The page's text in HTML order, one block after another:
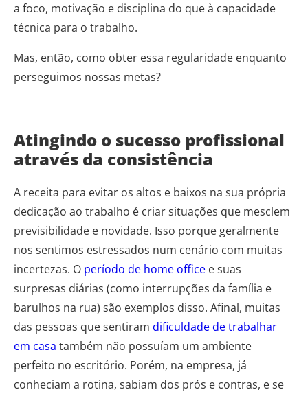
a foco, motivação e disciplina do que à capacidade
técnica para o trabalho.
Mas, então, como obter essa regularidade enquanto
perseguimos nossas metas?
Atingindo o sucesso profissional
através da consistência
A receita para evitar os altos e baixos na sua própria
dedicação ao trabalho é criar situações que mesclem
previsibilidade e novidade. Isso porque geralmente
nos sentimos estressados num cenário com muitas
incertezas. O período de home office e suas
surpresas diárias (como interrupções da família e
barulhos na rua) são exemplos disso. Afinal, muitas
das pessoas que sentiram dificuldade de trabalhar
em casa também não possuíam um ambiente
perfeito no escritório. Porém, na empresa, já
conheciam a rotina, sabiam dos prós e contras, e se